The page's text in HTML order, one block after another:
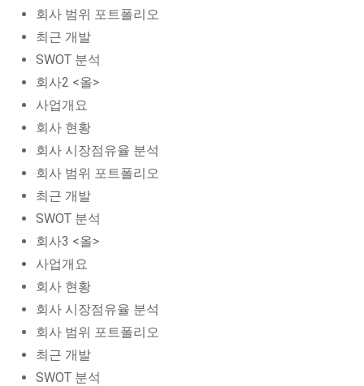
회사 범위 포트폴리오
최근 개발
SWOT 분석
회사2 <올>
사업개요
회사 현황
회사 시장점유율 분석
회사 범위 포트폴리오
최근 개발
SWOT 분석
회사3 <올>
사업개요
회사 현황
회사 시장점유율 분석
회사 범위 포트폴리오
최근 개발
SWOT 분석